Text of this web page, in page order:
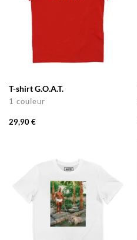
T-shirt G.O.A.T.
1 couleur
29,90 €